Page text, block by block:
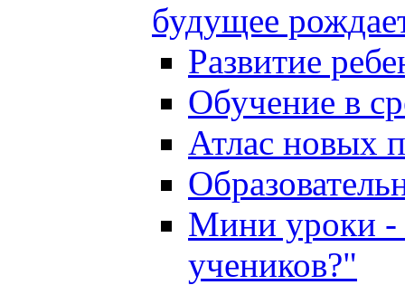
будущее
Развитие
Обучение в
Атлас новых
Мини уроки -
учеников?"